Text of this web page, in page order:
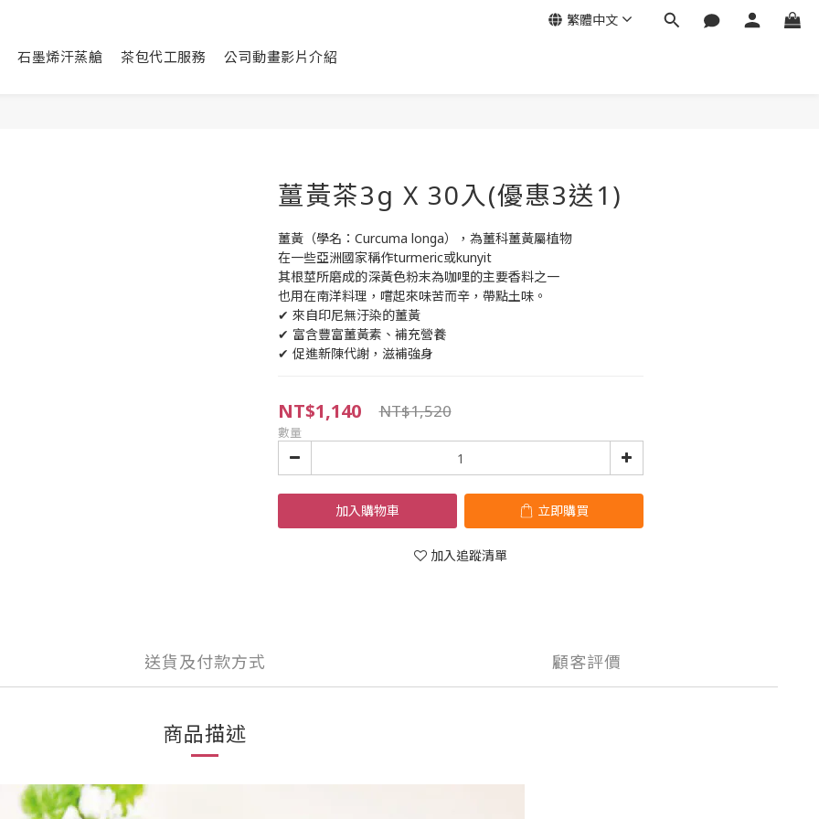
石墨烯汗蒸艙 茶包代工服務 公司動畫影片介紹
繁體中文
薑黃茶3g X 30入(優惠3送1)
薑黃（學名：Curcuma longa），為薑科薑黃屬植物
在一些亞洲國家稱作turmeric或kunyit
其根莖所磨成的深黃色粉末為咖哩的主要香料之一
也用在南洋料理，嚐起來味苦而辛，帶點土味。
✔ 來自印尼無汙染的薑黃
✔ 富含豐富薑黃素、補充營養
✔ 促進新陳代謝，滋補強身
NT$1,140 NT$1,520
數量
加入購物車 立即購買
加入追蹤清單
送貨及付款方式 顧客評價
商品描述